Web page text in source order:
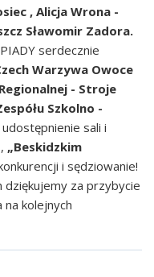
, Alicja Wrona -
Sławomir Zadora.
serdecznie
Warzywa Owoce
- Stroje
łu Szkolno -
udostępnienie sali i
„Beskidzkim
i sędziowanie!
za przybycie
kolejnych